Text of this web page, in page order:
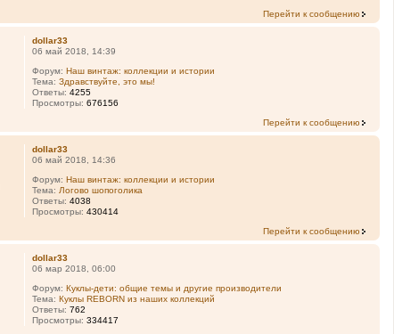
Перейти к сообщению
dollar33
06 май 2018, 14:39
Форум:Наш винтаж: коллекции и истории
Тема:Здравствуйте, это мы!
Ответы:4255
Просмотры:676156
Перейти к сообщению
dollar33
06 май 2018, 14:36
Форум:Наш винтаж: коллекции и истории
Тема: Логово шопоголика
Ответы:4038
Просмотры:430414
Перейти к сообщению
dollar33
06 мар 2018, 06:00
Форум:Куклы-дети: общие темы и другие производители
Тема:Куклы REBORN из наших коллекций
Ответы:762
Просмотры:334417